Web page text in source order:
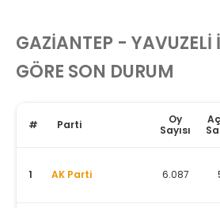
GAZIANTEP - YAVUZELİ
GÖRE SON DURUM
# Parti
Oy
Sayısı
1 AK Parti 6.087